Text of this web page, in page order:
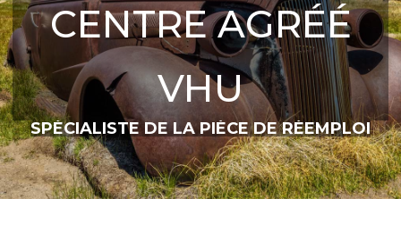
CENTRE AGRÉÉ
VHU
SPÉCIALISTE DE LA PIÈCE DE RÉEMPLOI